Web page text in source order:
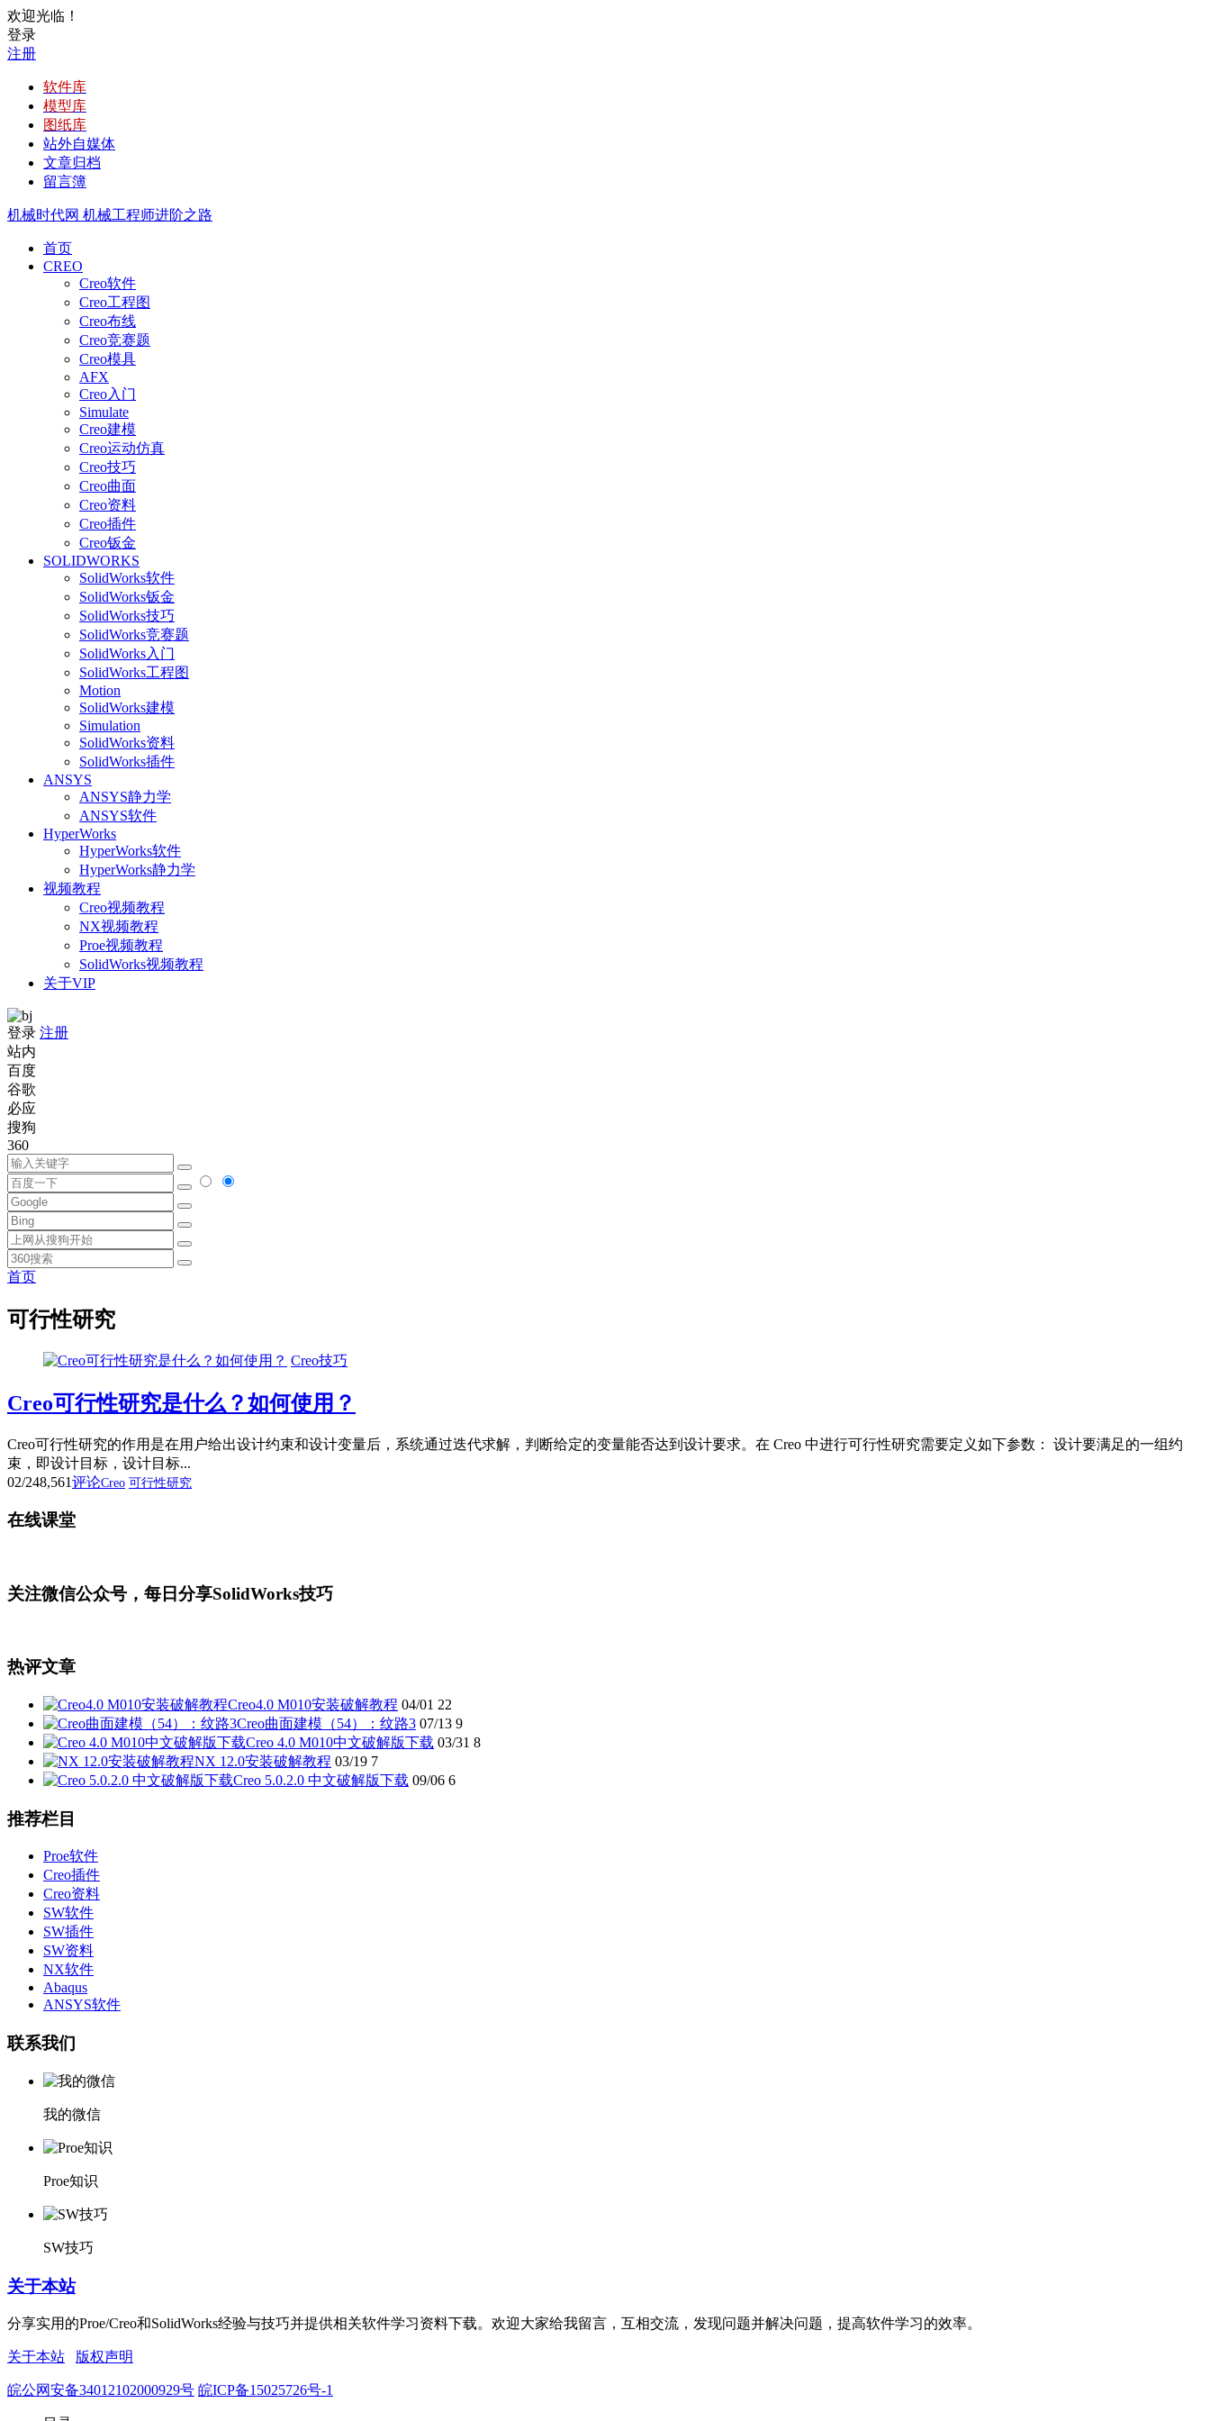
欢迎光临！
登录
注册
软件库
模型库
图纸库
站外自媒体
文章归档
留言簿
机械时代网 机械工程师进阶之路
首页
CREO
Creo软件
Creo工程图
Creo布线
Creo竞赛题
Creo模具
AFX
Creo入门
Simulate
Creo建模
Creo运动仿真
Creo技巧
Creo曲面
Creo资料
Creo插件
Creo钣金
SOLIDWORKS
SolidWorks软件
SolidWorks钣金
SolidWorks技巧
SolidWorks竞赛题
SolidWorks入门
SolidWorks工程图
Motion
SolidWorks建模
Simulation
SolidWorks资料
SolidWorks插件
ANSYS
ANSYS静力学
ANSYS软件
HyperWorks
HyperWorks软件
HyperWorks静力学
视频教程
Creo视频教程
NX视频教程
Proe视频教程
SolidWorks视频教程
关于VIP
登录 注册
站内
百度
谷歌
必应
搜狗
360
首页
可行性研究
Creo技巧
Creo可行性研究是什么？如何使用？
Creo可行性研究的作用是在用户给出设计约束和设计变量后，系统通过迭代求解，判断给定的变量能否达到设计要求。在 Creo 中进行可行性研究需要定义如下参数： 设计要满足的一组约
束，即设计目标，设计目标...
02/248,561评论Creo 可行性研究
在线课堂
关注微信公众号，每日分享SolidWorks技巧
热评文章
Creo4.0 M010安装破解教程 04/01 22
Creo曲面建模（54）：纹路3 07/13 9
Creo 4.0 M010中文破解版下载 03/31 8
NX 12.0安装破解教程 03/19 7
Creo 5.0.2.0 中文破解版下载 09/06 6
推荐栏目
Proe软件
Creo插件
Creo资料
SW软件
SW插件
SW资料
NX软件
Abaqus
ANSYS软件
联系我们
我的微信
Proe知识
SW技巧
关于本站
分享实用的Proe/Creo和SolidWorks经验与技巧并提供相关软件学习资料下载。欢迎大家给我留言，互相交流，发现问题并解决问题，提高软件学习的效率。
关于本站 版权声明
皖公网安备34012102000929号 皖ICP备15025726号-1